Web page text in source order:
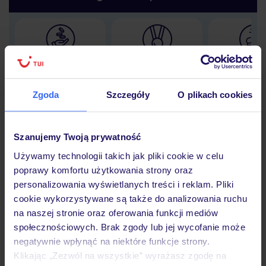
Zgoda Szczegóły O plikach cookies
Szanujemy Twoją prywatność
Używamy technologii takich jak pliki cookie w celu
poprawy komfortu użytkowania strony oraz
personalizowania wyświetlanych treści i reklam. Pliki
cookie wykorzystywane są także do analizowania ruchu
na naszej stronie oraz oferowania funkcji mediów
społecznościowych. Brak zgody lub jej wycofanie może
negatywnie wpłynąć na niektóre funkcje strony.
Klikając „Zezwól na wszystkie” wyrażasz zgodę na
Lider niskich cen 30 lat w
Hotel
Opinie
Pokoje